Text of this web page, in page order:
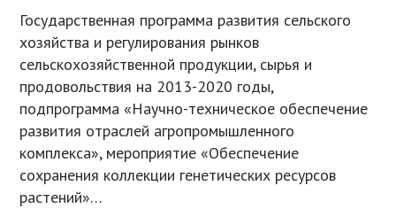
Государственная программа развития сельского
хозяйства и регулирования рынков
сельскохозяйственной продукции, сырья и
продовольствия на 2013-2020 годы,
подпрограмма «Научно-техническое обеспечение
развития отраслей агропромышленного
комплекса», мероприятие «Обеспечение
сохранения коллекции генетических ресурсов
растений»…